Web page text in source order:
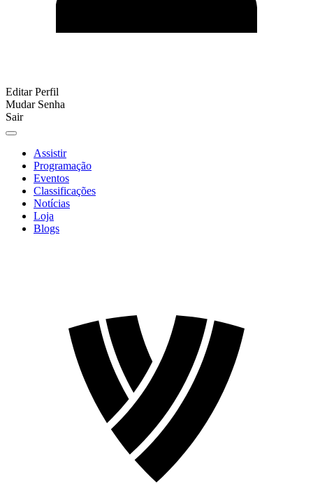
Editar Perfil
Mudar Senha
Sair
Assistir
Programação
Eventos
Classificações
Notícias
Loja
Blogs